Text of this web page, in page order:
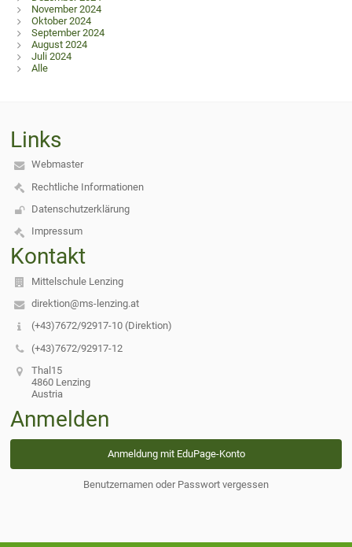
November 2024
Oktober 2024
September 2024
August 2024
Juli 2024
Alle
Links
Webmaster
Rechtliche Informationen
Datenschutzerklärung
Impressum
Kontakt
Mittelschule Lenzing
direktion@ms-lenzing.at
(+43)7672/92917-10 (Direktion)
(+43)7672/92917-12
Thal15
4860 Lenzing
Austria
Anmelden
Anmeldung mit EduPage-Konto
Benutzernamen oder Passwort vergessen